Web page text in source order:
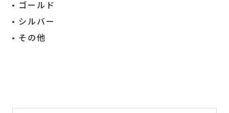
ゴールド
シルバー
その他